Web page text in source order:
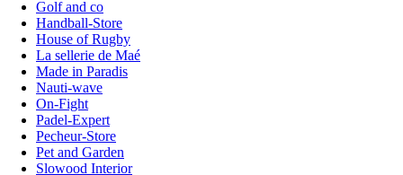
Golf and co
Handball-Store
House of Rugby
La sellerie de Maé
Made in Paradis
Nauti-wave
On-Fight
Padel-Expert
Pecheur-Store
Pet and Garden
Slowood Interior